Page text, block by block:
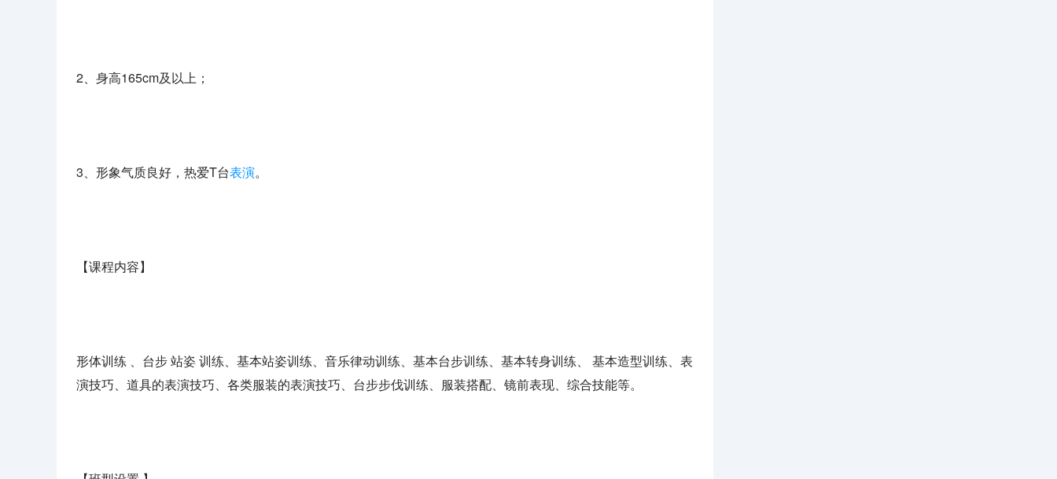
2、身高165cm及以上；
3、形象气质良好，热爱T台表演。
【课程内容】
形体训练 、台步 站姿 训练、基本站姿训练、音乐律动训练、基本台步训练、基本转身训练、 基本造型训练、表
演技巧、道具的表演技巧、各类服装的表演技巧、台步步伐训练、服装搭配、镜前表现、综合技能等。